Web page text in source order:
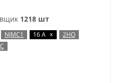
1218 шт
NJMC1 16 А x
2НО